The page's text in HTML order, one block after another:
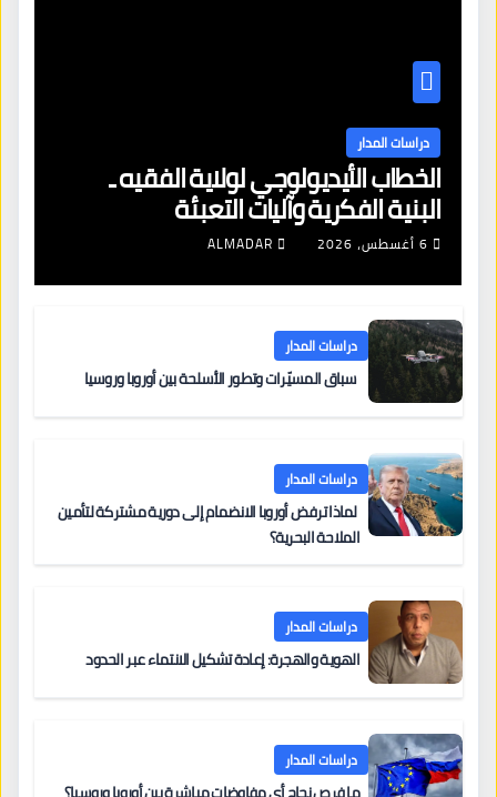
دراسات المدار
الخطاب الأيديولوجي لولاية الفقيه ـ
البنية الفكرية وآليات التعبئة
6 أغسطس، 2026 ALMADAR
دراسات المدار
سباق المسيّرات وتطور الأسلحة بين أوروبا وروسيا
دراسات المدار
لماذا ترفض أوروبا الانضمام إلى دورية مشتركة لتأمين
الملاحة البحرية؟
دراسات المدار
الهوية والهجرة: إعادة تشكيل الانتماء عبر الحدود
دراسات المدار